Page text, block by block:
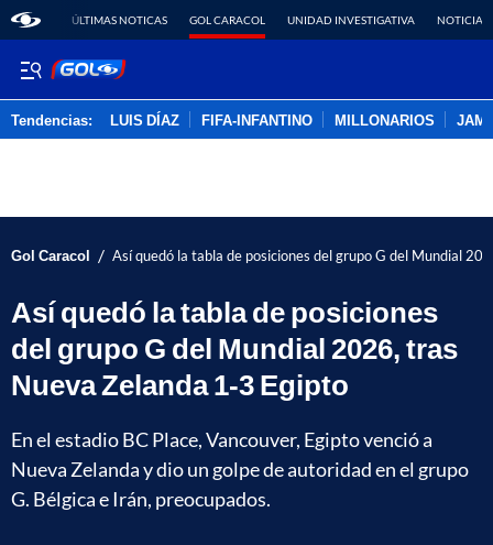
ÚLTIMAS NOTICAS GOL CARACOL UNIDAD INVESTIGATIVA NOTICIAS
Tendencias: LUIS DÍAZ FIFA-INFANTINO MILLONARIOS
Gol Caracol / Así quedó la tabla de posiciones del grupo G del Mundial
Así quedó la tabla de posiciones
del grupo G del Mundial 2026, tras
Nueva Zelanda 1-3 Egipto
En el estadio BC Place, Vancouver, Egipto venció a
Nueva Zelanda y dio un golpe de autoridad en el grupo
G. Bélgica e Irán, preocupados.